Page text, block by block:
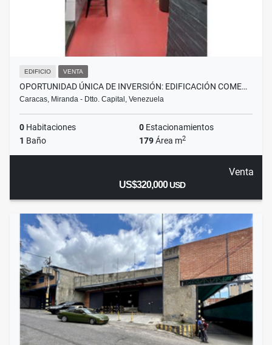
EDIFICIO VENTA
OPORTUNIDAD ÚNICA DE INVERSIÓN: EDIFICACIÓN COME…
Caracas, Miranda - Dtto. Capital, Venezuela
0 Habitaciones 0 Estacionamientos
1 Baño 179Área m2
Venta
US$320,000USD